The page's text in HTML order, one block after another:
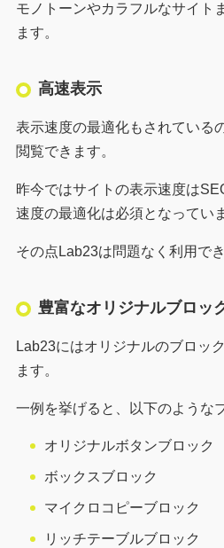
モノトーンやカラフルなサイト
ます。
高速表示
表示速度の最適化もされている
閲覧できます。
昨今ではサイトの表示速度は
速度の最適化は必須となってい
その点Lab23は問題なく利用でき
豊富なオリジナルブロッ
Lab23にはオリジナルのブロッ
ます。
一例を挙げると、以下のような
オリジナルボタンブロック
ボックスブロック
マイクロコピーブロック
リッチテーブルブロック